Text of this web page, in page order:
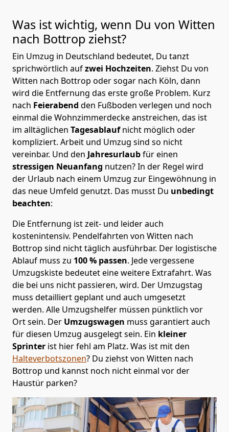
Was ist wichtig, wenn Du von Witten
nach Bottrop ziehst?
Ein Umzug in Deutschland bedeutet, Du tanzt
sprichwörtlich aufzwei Hochzeiten. Ziehst Du von
Witten nach Bottrop oder sogar nach Köln, dann
wird die Entfernung das erste große Problem. Kurz
nach Feierabend den Fußboden verlegen und noch
einmal die Wohnzimmerdecke anstreichen, das ist
im alltäglichen Tagesablaufnicht möglich oder
kompliziert. Arbeit und Umzug sind so nicht
vereinbar. Und den Jahresurlaubfür einen
stressigen Neuanfang nutzen? In der Regel wird
der Urlaub nach einem Umzug zur Eingewöhnung in
das neue Umfeld genutzt. Das musst Du unbedingt
beachten:
Die Entfernung ist zeit- und leider auch
kostenintensiv. Pendelfahrten von Witten nach
Bottrop sind nicht täglich ausführbar. Der logistische
Ablauf muss zu 100 % passen. Jede vergessene
Umzugskiste bedeutet eine weitere Extrafahrt. Was
die bei uns nicht passieren, wird. Der Umzugstag
muss detailliert geplant und auch umgesetzt
werden. Alle Umzugshelfer müssen pünktlich vor
Ort sein. Der Umzugswagen muss garantiert auch
für diesen Umzug ausgelegt sein. Ein kleiner
Sprinter ist hier fehl am Platz. Was ist mit den
Halteverbotszonen? Du ziehst von Witten nach
Bottrop und kannst noch nicht einmal vor der
Haustür parken?